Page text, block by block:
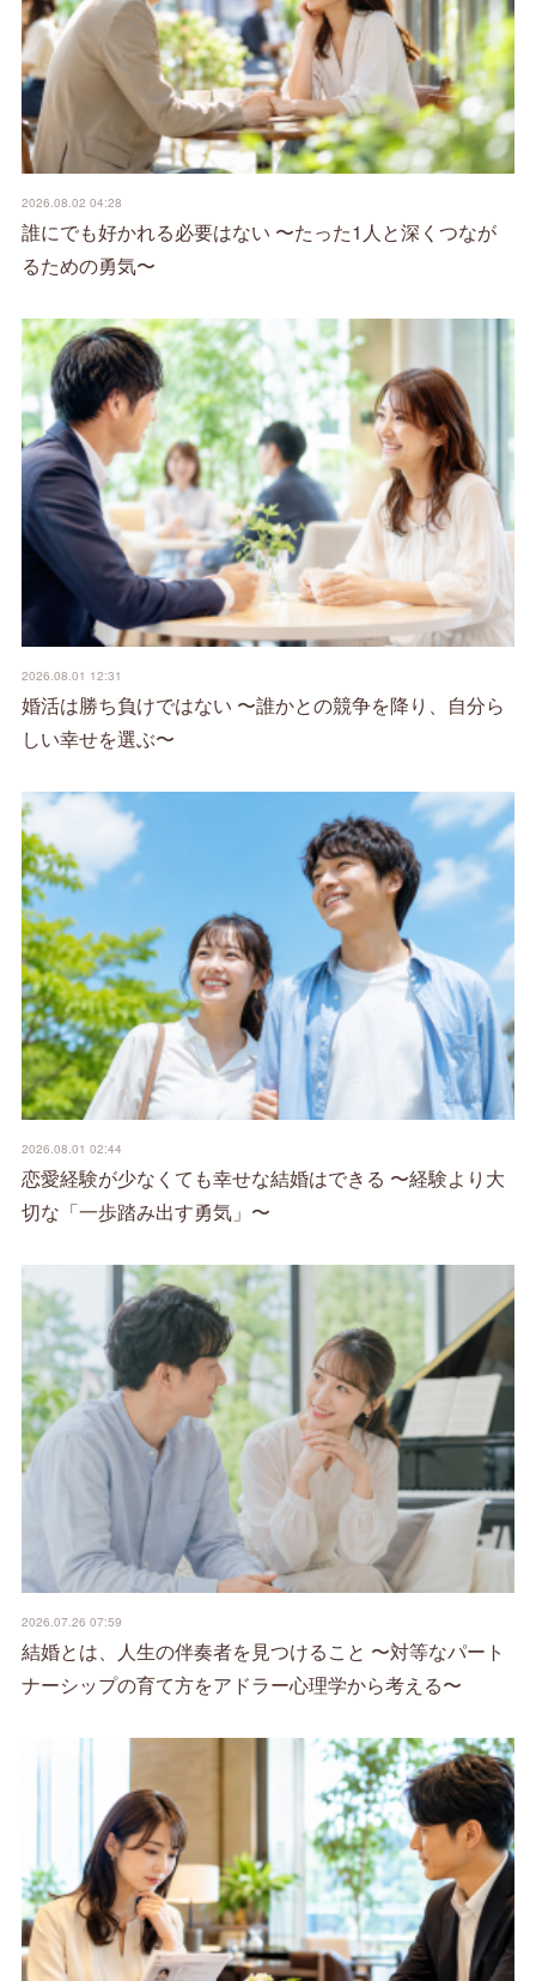
2026.08.02 04:28
誰にでも好かれる必要はない 〜たった1人と深くつなが
るための勇気〜
2026.08.01 12:31
婚活は勝ち負けではない 〜誰かとの競争を降り、自分ら
しい幸せを選ぶ〜
2026.08.01 02:44
恋愛経験が少なくても幸せな結婚はできる 〜経験より大
切な「一歩踏み出す勇気」〜
2026.07.26 07:59
結婚とは、人生の伴奏者を見つけること 〜対等なパート
ナーシップの育て方をアドラー心理学から考える〜